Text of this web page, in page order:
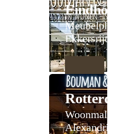
Eindhoven
Meubelplein
Ekkersrijt
Rotterdam
Woonmall
Alexandrium